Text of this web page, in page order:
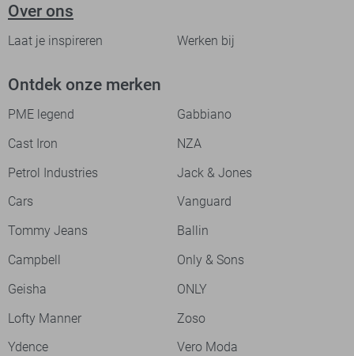
Over ons
Laat je inspireren Werken bij
Ontdek onze merken
PME legend
Gabbiano
Cast Iron
NZA
Petrol Industries
Jack & Jones
Cars
Vanguard
Tommy Jeans
Ballin
Campbell
Only & Sons
Geisha
ONLY
Lofty Manner
Zoso
Ydence
Vero Moda